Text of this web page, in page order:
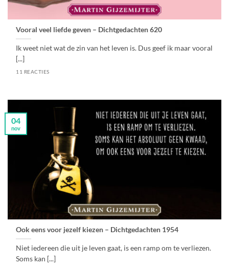
Vooral veel liefde geven – Dichtgedachten 620
Ik weet niet wat de zin van het leven is. Dus geef ik maar vooral
[...]
11 REACTIES
Ook eens voor jezelf kiezen – Dichtgedachten 1954
Niet iedereen die uit je leven gaat, is een ramp om te verliezen.
Soms kan [...]
04
nov